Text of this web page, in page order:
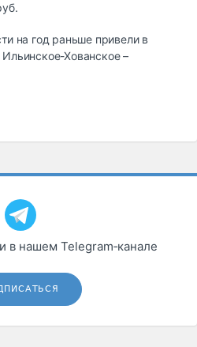
на год раньше привели в
Хованское –
в нашем Telegram‑канале